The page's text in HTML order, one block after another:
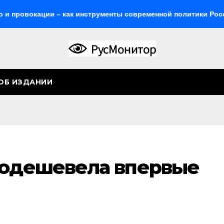
– как инструменты современной политики России
ИЗДАНИИ
впервые